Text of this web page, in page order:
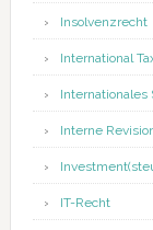
Insolvenzrecht
International
Internationales
Interne
IT-Recht